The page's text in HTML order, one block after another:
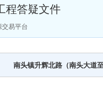
程答疑文件
易平台
南头镇升辉北路（南头大道